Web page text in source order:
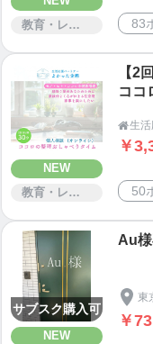
教育・レッスン・講習
83
NEW
教育・レッスン・講習
【2
ココ
増進

￥
50
サブスク購入可
NEW
Au様
東
￥